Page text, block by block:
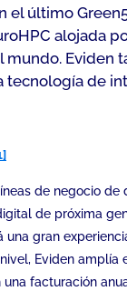
el último
alojada
Eviden
tecnología de
de negocio de
de próxima
una gran
Eviden amplía
una facturación